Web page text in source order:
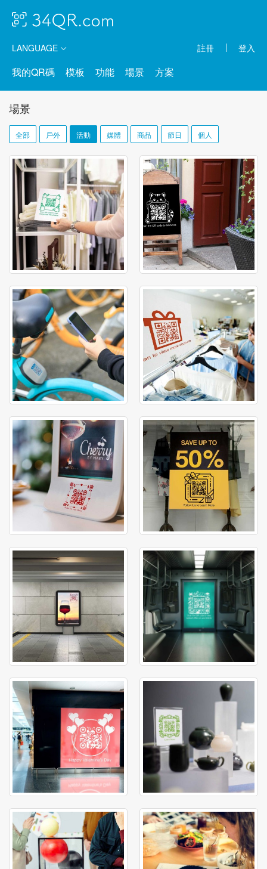
LANGUAGE 註冊 登入
我的QR碼 模板 功能 場景 方案
場景
全部 戶外 活動 媒體 商品 節日 個人